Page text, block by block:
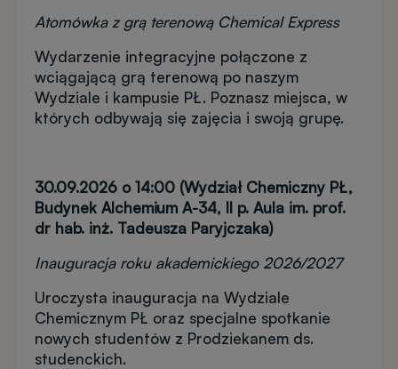
Atomówka z grą terenową Chemical Express
Wydarzenie integracyjne połączone z
wciągającą grą terenową po naszym
Wydziale i kampusie PŁ. Poznasz miejsca, w
których odbywają się zajęcia i swoją grupę.
30.09.2026 o 14:00 (Wydział Chemiczny PŁ,
Budynek Alchemium A-34, II p. Aula im. prof.
dr hab. inż. Tadeusza Paryjczaka)
Inauguracja roku akademickiego 2026/2027
Uroczysta inauguracja na Wydziale
Chemicznym PŁ oraz specjalne spotkanie
nowych studentów z Prodziekanem ds.
studenckich.